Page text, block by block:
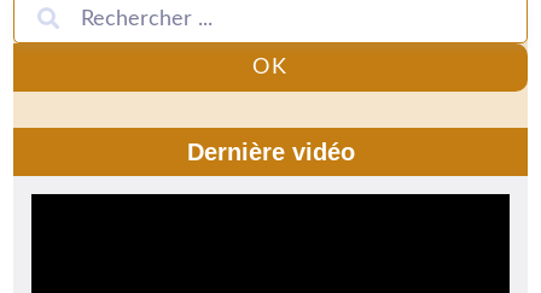
OK
Dernière vidéo